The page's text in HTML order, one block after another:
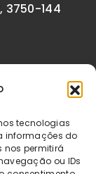
tecnologias
informações do
nos permitirá
ou IDs
3750-144
vigor. Todos